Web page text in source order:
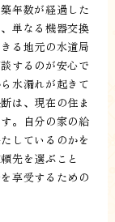
年数が経過した
単なる機器交換
る地元の水道局
するのが安心で
水漏れが起きて
は、現在の住ま
。自分の家の給
しているのかを
先を選ぶこと
享受するための